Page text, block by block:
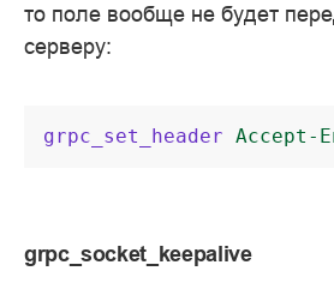
то поле вообще не будет
серверу:
grpc_set_header Accept-
grpc_socket_keepalive